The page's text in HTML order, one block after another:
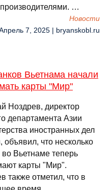
…
Новости
7, 2025 | bryanskobl.ru
Вьетнама начали
карты "Мир"
Ноздрев, директор
департамента Азии
иностранных дел
объявил, что несколько
во Вьетнаме теперь
карты "Мир".
также отметил, что в